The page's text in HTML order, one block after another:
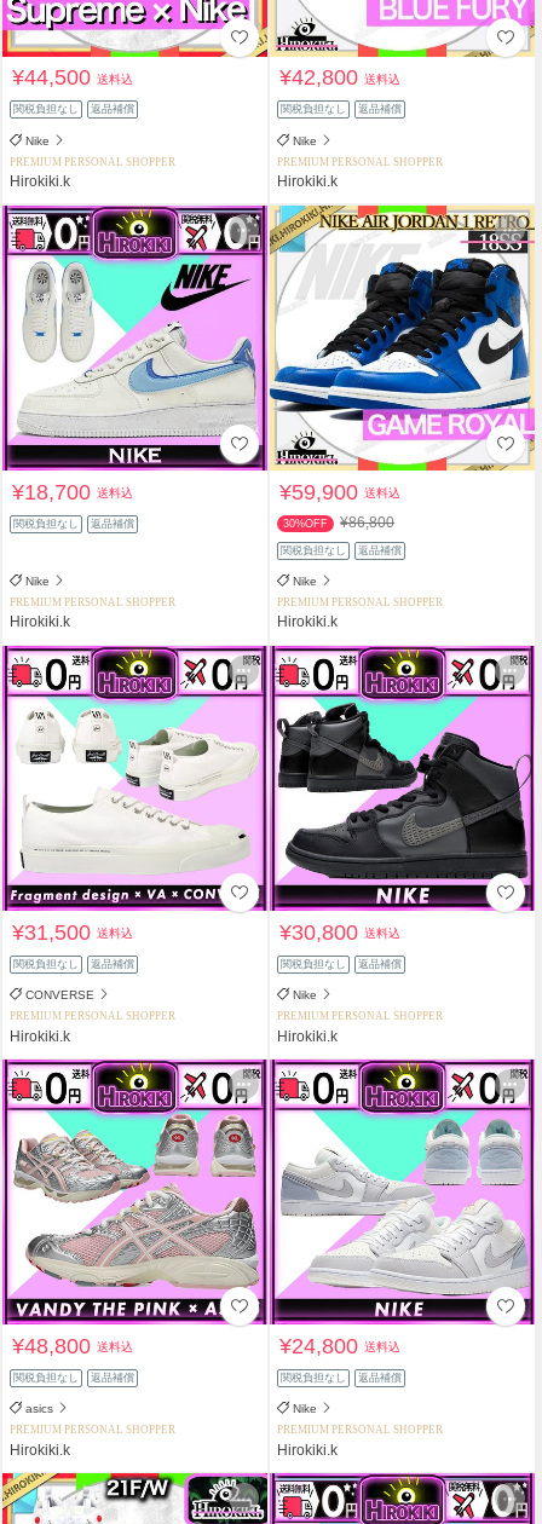
¥44,500送料込
関税負担なし 返品補償
Nike
PREMIUM PERSONAL SHOPPER
Hirokiki.k
¥42,800送料込
関税負担なし 返品補償
Nike
PREMIUM PERSONAL SHOPPER
Hirokiki.k
¥18,700送料込
関税負担なし 返品補償
Nike
PREMIUM PERSONAL SHOPPER
Hirokiki.k
¥59,900送料込
30%OFF ¥86,800
関税負担なし 返品補償
Nike
PREMIUM PERSONAL SHOPPER
Hirokiki.k
¥31,500送料込
関税負担なし 返品補償
CONVERSE
PREMIUM PERSONAL SHOPPER
Hirokiki.k
¥30,800送料込
関税負担なし 返品補償
Nike
PREMIUM PERSONAL SHOPPER
Hirokiki.k
¥48,800送料込
関税負担なし 返品補償
asics
PREMIUM PERSONAL SHOPPER
Hirokiki.k
¥24,800送料込
関税負担なし 返品補償
Nike
PREMIUM PERSONAL SHOPPER
Hirokiki.k